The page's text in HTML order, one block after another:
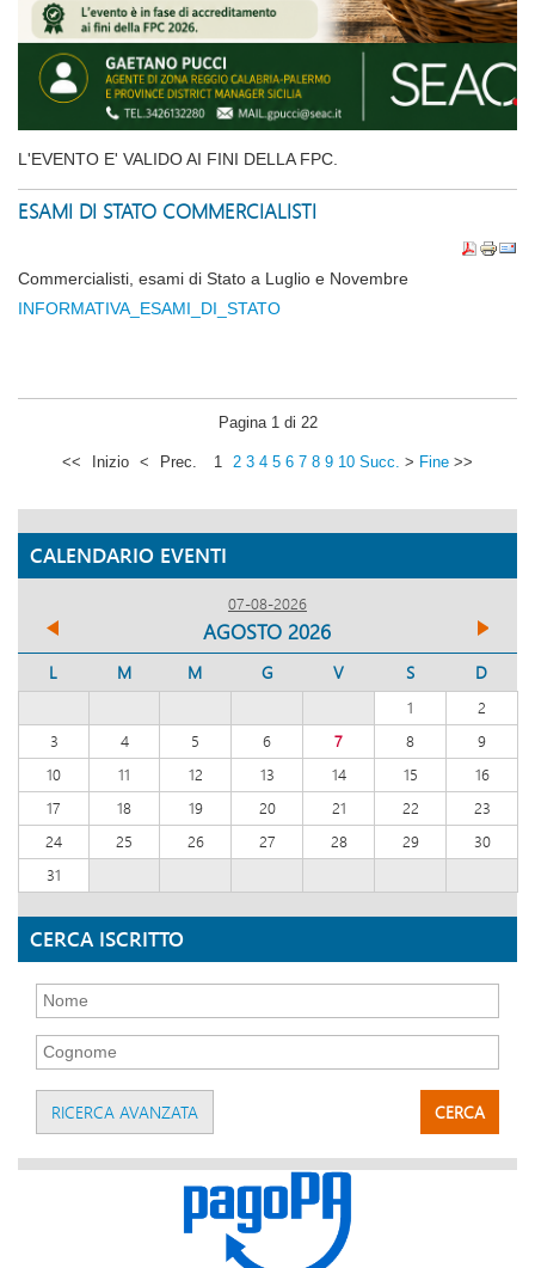
L'EVENTO E' VALIDO AI FINI DELLA FPC.
ESAMI DI STATO COMMERCIALISTI
Commercialisti, esami di Stato a Luglio e Novembre
INFORMATIVA_ESAMI_DI_STATO
Pagina 1 di 22
<< Inizio < Prec. 1 2 3 4 5 6 7 8 9 10 Succ. > Fine >>
CALENDARIO EVENTI
07-08-2026
AGOSTO 2026
L M M G V S D
1
2
3
4 5 6 7 8
9
10
11 12 13 14 15
16
17
18 19 20 21 22
23
24
25 26 27 28 29
30
31
CERCA ISCRITTO
CERCA
RICERCA AVANZATA